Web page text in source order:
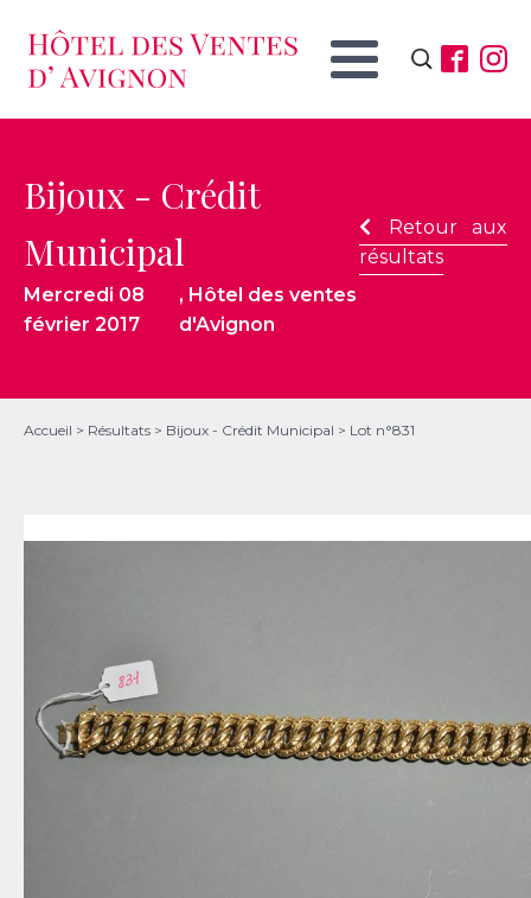
Rechercher :
Bijoux - Crédit
Municipal
Mercredi 08
février 2017
, Hôtel des ventes
d'Avignon
Retour aux
résultats
Accueil > Résultats > Bijoux - Crédit Municipal > Lot n°831